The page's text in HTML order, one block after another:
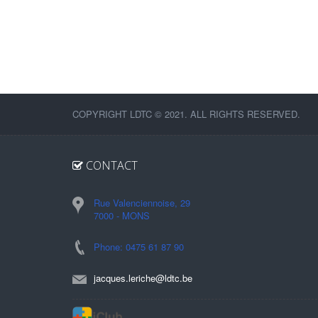
COPYRIGHT LDTC © 2021. ALL RIGHTS RESERVED.
CONTACT
Rue Valenciennoise, 29
7000 - MONS
Phone: 0475 61 87 90
jacques.leriche@ldtc.be